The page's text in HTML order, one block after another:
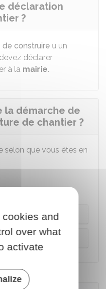
déclaration
?
de construire u un
déclarer
à la mairie.
la démarche de
de chantier ?
selon que vous êtes en
and
over what
activate